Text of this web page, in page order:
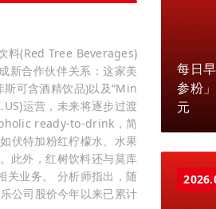
料(Red Tree Beverages)
新合作伙伴关系：这家美
可含酒精饮品)以及“Min
运营，未来将逐步过渡
ready-to-drink，简
伏特加粉红柠檬水、水果
此外，红树饮料还与莫库
关业务。 分析师指出，随
公司股价今年以来已累计
每日
参粉
元